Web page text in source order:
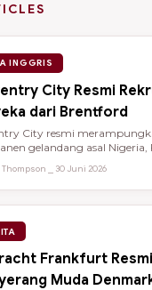
INGGRIS
City Resmi
dari Brentford
City resmi
gelandang asal Nigeria,
⎯ 30 Juni 2026
Frankfurt
Muda